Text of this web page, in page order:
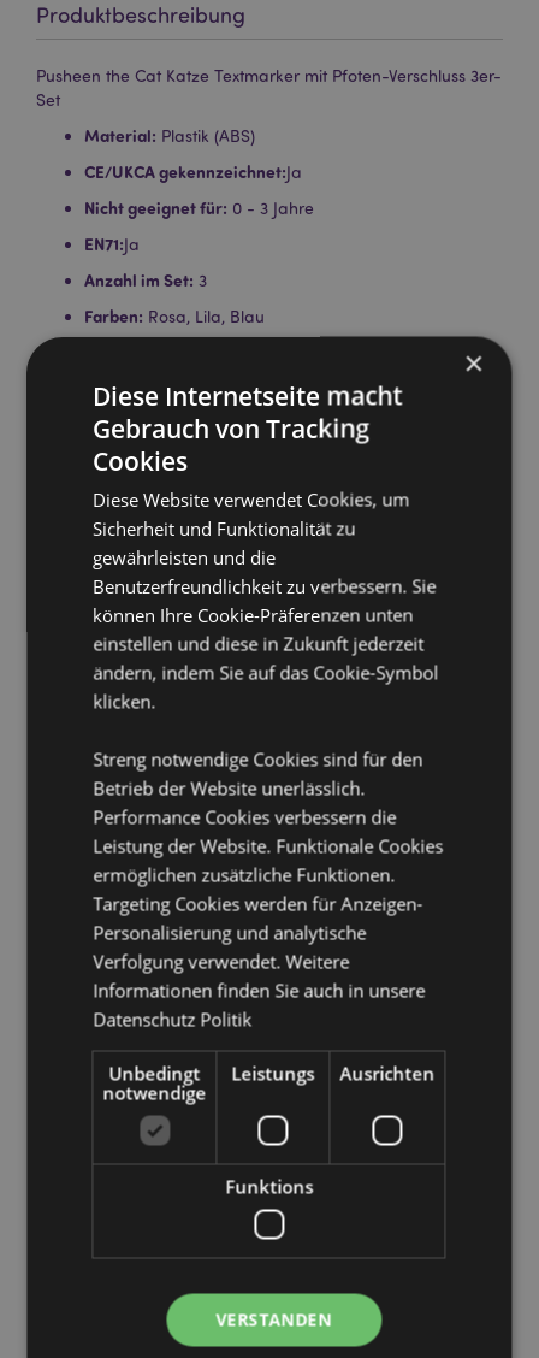
Produktbeschreibung
Pusheen the Cat Katze Textmarker mit Pfoten-Verschluss 3er-
Set
Material: Plastik (ABS)
CE/UKCA gekennzeichnet:Ja
Nicht geeignet für: 0 - 3 Jahre
EN71:Ja
Anzahl im Set: 3
Farben: Rosa, Lila, Blau
Dieses Produkt ist für die unten
aufgeführten Länder vollständig lizenziert. Wenn Sie
sich außerhalb dieser Gebiete befinden, versuchen
Sie bitte nicht, dieses Produkt zu kaufen. Andernfalls
wird es aus Ihrer Bestellung entfernt. Für weitere
Informationen wenden Sie sich bitte an unseren
Kundenservice.
Lizenzierte Gebiete: Åland-Inseln, Albanien, Andorra,
Balearen (Spanien), Weißrussland, Belgien, Bermuda,
Bosnien und Herzegowina, Bulgarien, Kanarische
Inseln (Spanien), Ceuta und Melilla, Chile, Korsika
(Frankreich), Kroatien, Zypern, Tschechische Republik,
Dänemark, Estland, Finnland (Festland), Frankreich
(Festland), Französisch-Guayana, Georgien,
Deutschland, Gibraltar, Griechenland, Guadeloupe,
Ungarn, Island, Irland, Isle of Man (Vereinigtes
Königreich), Italien (Festland), Jersey (Kanalinseln),
Kosovo, Lettland, Liechtenstein, Litauen, Luxemburg,
Nordmazedonien, Madeira (Portugal), Malta,
Martinique, Mayotte, Moldawien, Montenegro,
Niederlande, Norwegen, Polen, Portugal (Festland),
Réunion, Rumänien, Russland, Saint-Martin
(französischer Teil), Serbien, Sizilien (Italien), Slowakei,
Slowenien, Spanien (Festland), Schweden, Schweiz,
Türkei, Ukraine, Vereinigtes Königreich (Festland),
Vereinigtes Königreich (Nordirland, Highlands und
Inseln)
Produkttressourcen:
Möchten Sie mehr über den Einkauf bei Puckator
erfahren?Dann lesen Sie unseren
Leitfaden für
Kundeninformationen.
5055071510984
144
×
Diese Internetseite macht
Gebrauch von Tracking
Cookies
Diese Website verwendet Cookies, um
Sicherheit und Funktionalität zu
gewährleisten und die
Benutzerfreundlichkeit zu verbessern. Sie
können Ihre Cookie-Präferenzen unten
einstellen und diese in Zukunft jederzeit
ändern, indem Sie auf das Cookie-Symbol
klicken.
Streng notwendige Cookies sind für den
Betrieb der Website unerlässlich.
Performance Cookies verbessern die
Leistung der Website. Funktionale Cookies
ermöglichen zusätzliche Funktionen.
Targeting Cookies werden für Anzeigen-
Personalisierung und analytische
Verfolgung verwendet. Weitere
Informationen finden Sie auch in unsere
Datenschutz Politik
Unbedingt
notwendige
Leistungs Ausrichten
Funktions
VERSTANDEN